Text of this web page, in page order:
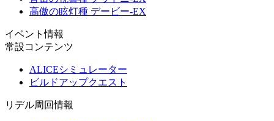
高傲の眩灯種 デービー-EX
イベント情報
常設コンテンツ
ALICEシミュレーター
ビルドアップクエスト
リデル周回情報